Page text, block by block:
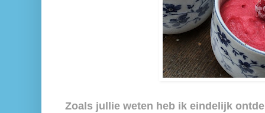
Zoals jullie weten heb ik eindelijk